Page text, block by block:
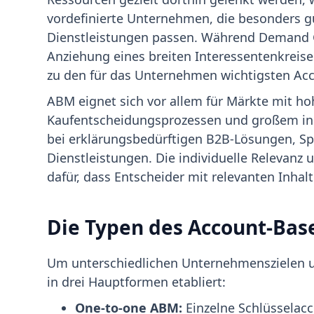
vordefinierte Unternehmen, die besonders
Dienstleistungen passen. Während
Anziehung eines breiten
zu den für das Unternehmen wichtigsten
ABM eignet sich vor allem für Märkte mit
Kaufentscheidungsprozessen und großem
bei erklärungsbedürftigen B2B-Lösungen,
Dienstleistungen. Die individuelle Relevanz
dafür, dass Entscheider mit relevanten
Die Typen des Account-
Um unterschiedlichen Unternehmenszielen
in drei Hauptformen etabliert:
One-to-one ABM: Einzelne